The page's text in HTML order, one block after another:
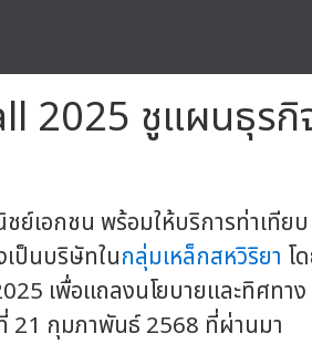
2025 ชูแผนธุร
ย์เอกชน พร้อมให้บริการท่าเทียบ
เป็นบริษัทในกลุ่มเหล็กสหวิริยา โ
เพื่อแถลงนโยบายและทิศทาง
21 กุมภาพันธ์ 2568 ที่ผ่านมา